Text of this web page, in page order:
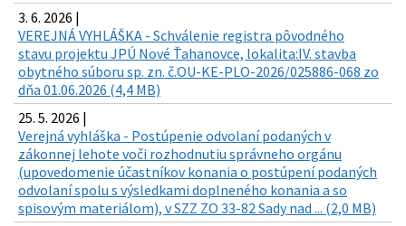
3. 6. 2026 |
VEREJNÁ VYHLÁŠKA - Schválenie registra pôvodného
stavu projektu JPÚ Nové Ťahanovce, lokalita:IV. stavba
obytného súboru sp. zn. č.OU-KE-PLO-2026/025886-068 zo
dňa 01.06.2026 (4,4 MB)
25. 5. 2026 |
Verejná vyhláška - Postúpenie odvolaní podaných v
zákonnej lehote voči rozhodnutiu správneho orgánu
(upovedomenie účastníkov konania o postúpení podaných
odvolaní spolu s výsledkami doplneného konania a so
spisovým materiálom), v SZZ ZO 33-82 Sady nad ... (2,0 MB)